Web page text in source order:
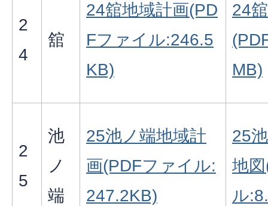
2
4
舘
24舘地域計画(PD
Fファイル:246.5
KB)
24
MB)
2
5
池
ノ
端
25池ノ端地域計
画(PDFファイル:
247.2KB)
25
地
ル